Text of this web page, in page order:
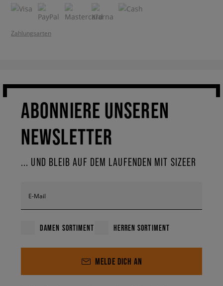
Zahlungsarten
ABONNIERE UNSEREN
NEWSLETTER
... UND BLEIB AUF DEM LAUFENDEN MIT SIZEER
E-Mail
DAMEN SORTIMENT HERREN SORTIMENT
MELDE DICH AN